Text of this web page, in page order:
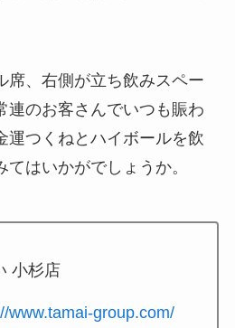
席、右側が立ち飲みスペー
連のお客さんでいつも賑わ
運つくねとハイボールを飲
はいかがでしょうか。
小杉店
www.tamai-group.com/